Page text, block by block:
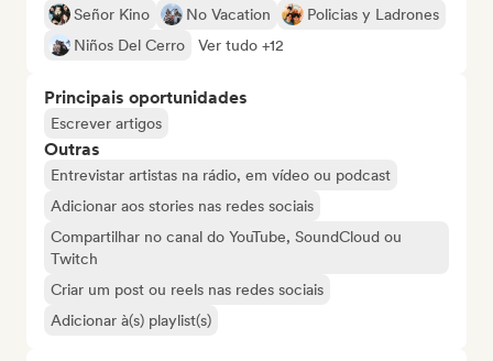
Señor Kino
No Vacation
Policias y Ladrones
Niños Del Cerro
Ver tudo +12
Principais oportunidades
Escrever artigos
Outras
Entrevistar artistas na rádio, em vídeo ou podcast
Adicionar aos stories nas redes sociais
Compartilhar no canal do YouTube, SoundCloud ou
Twitch
Criar um post ou reels nas redes sociais
Adicionar à(s) playlist(s)